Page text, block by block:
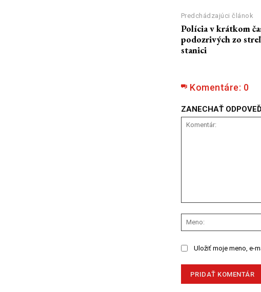
Predchádzajúci článok
Polícia v krátkom
podozrivých zo
stanici
Komentáre: 0
ZANECHAŤ
Uložiť moje meno, e-